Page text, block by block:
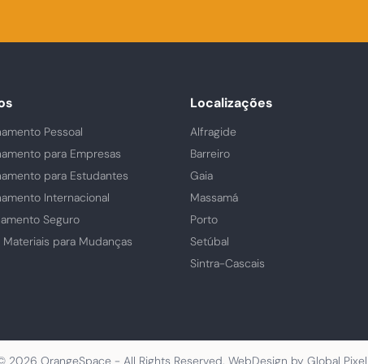
Pessoal
para Empresas
para Estudantes
Internacional
Seguro
Materiais para Mudanças
Localizações
Alfragide
Barreiro
Gaia
Massamá
Porto
Setúbal
Sintra-Cascais
2026 OrangeSpace - All Rights Reserved. WebDesign by Global Pixel